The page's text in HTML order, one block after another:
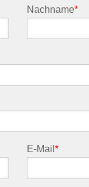
Nachname*
E-Mail*